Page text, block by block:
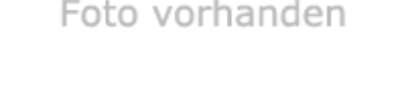
Speichermedien und Rohlinge
Bunte Palette